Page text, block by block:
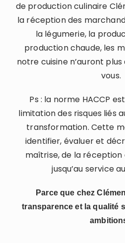
de production culinaire
la réception des
la légumerie, la
production chaude, les
notre cuisine n’auront
vous.
Ps : la norme HACCP
limitation des risques liés
transformation. Cette
identifier, évaluer et
maîtrise, de la réception
jusqu’au service
Parce que chez
transparence et la qualité